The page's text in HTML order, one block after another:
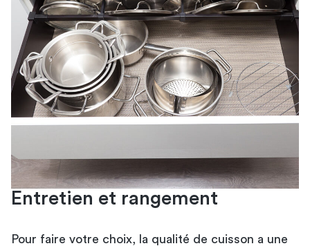
Entretien et rangement
Pour faire votre choix, la qualité de cuisson a une